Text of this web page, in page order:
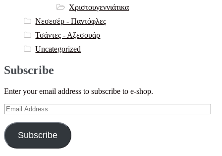
Χριστουγεννιάτικα
Νεσεσέρ - Παντόφλες
Τσάντες - Αξεσουάρ
Uncategorized
Subscribe
Enter your email address to subscribe to e-shop.
Email
Address
Subscribe